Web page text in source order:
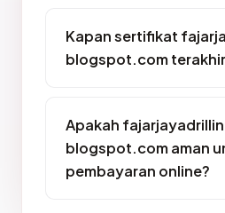
Kapan sertifikat
blogspot.com
Apakah
blogspot.com aman
pembayaran online?